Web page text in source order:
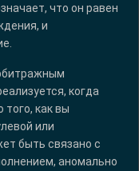
что он равен
и
когда
как вы
или
быть связано с
аномально